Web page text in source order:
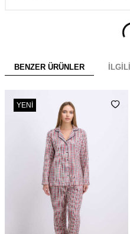
BENZER ÜRÜNLER
YENI